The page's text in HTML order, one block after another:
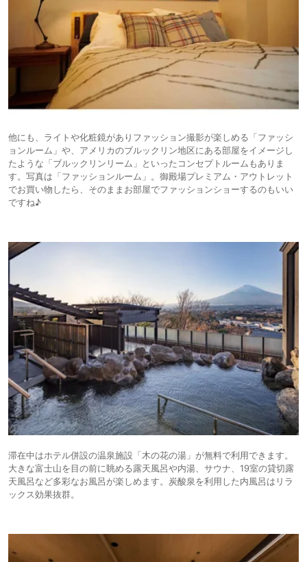
他にも、ライトや化粧鏡がありファッション撮影が楽しめる「ファッシ
ョンルーム」や、アメリカのブルックリン地区にある部屋をイメージし
たような「ブルックリンリーム」といったコンセプトルームもありま
す。写真は「ファッションルーム」。御殿場プレミアム・アウトレット
でお買い物したら、そのままお部屋でファッションショーするのもいい
ですね♪
滞在中はホテル併設の温泉施設「木の花の湯」が無料で利用できます。
大きな富士山を目の前に眺める露天風呂や内湯、サウナ、19室の貸切露
天風呂など多彩なお風呂が楽しめます。炭酸泉を利用した内風呂はリラ
ックス効果抜群。